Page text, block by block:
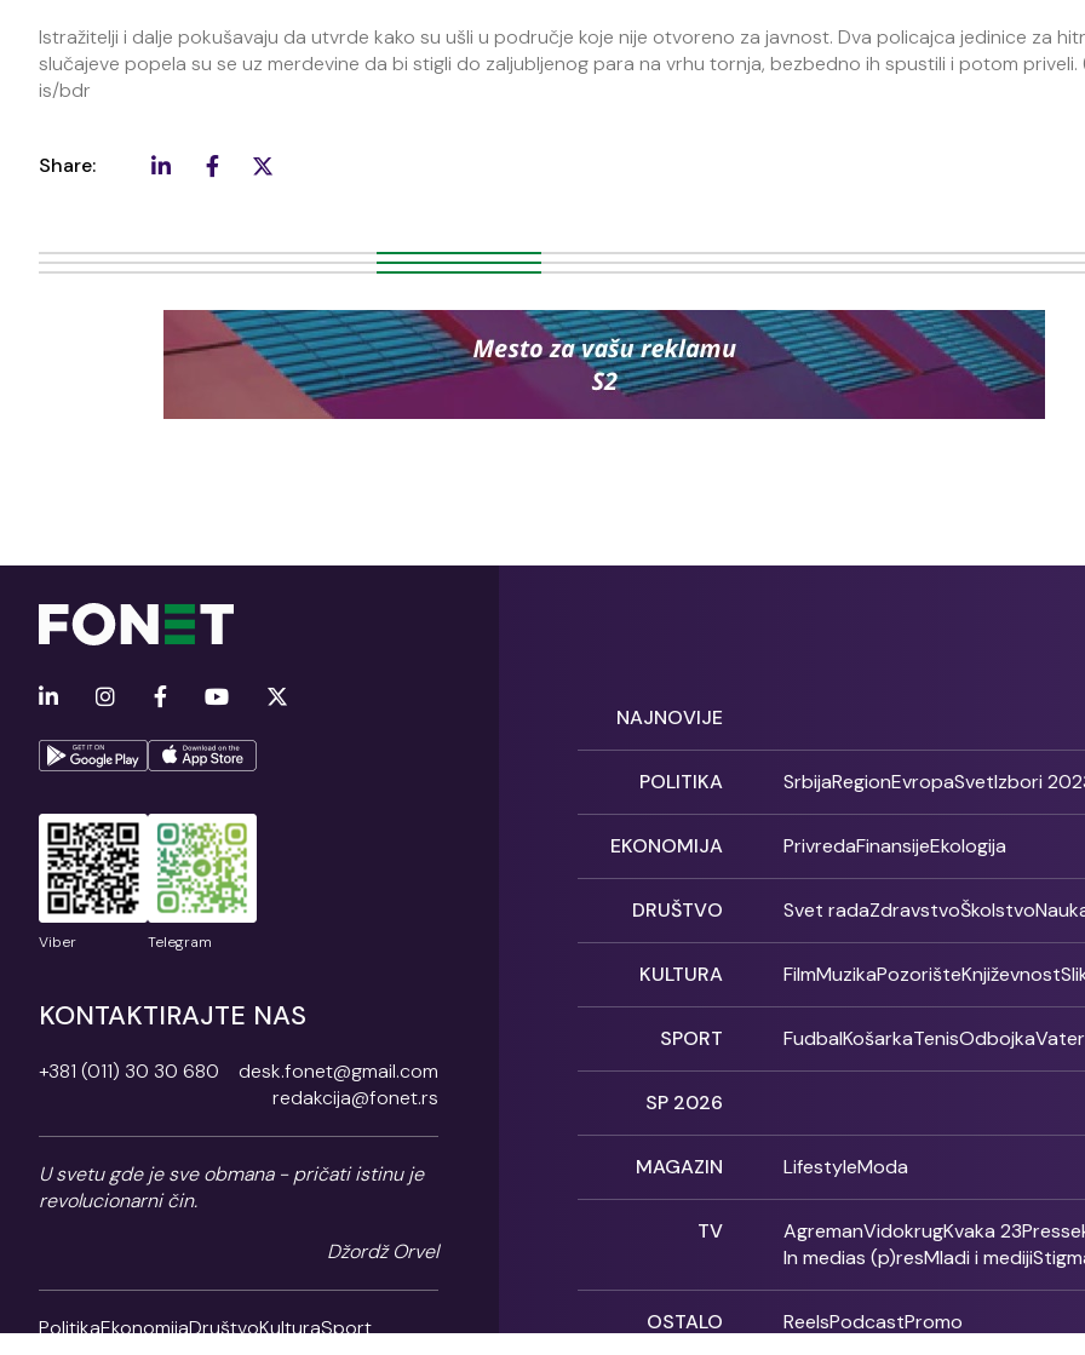
Istražitelji i dalje pokušavaju da utvrde kako su ušli u područje koje nije otvoreno za javnost. Dva policajca jedinice za
slučajeve popela su se uz merdevine da bi stigli do zaljubljenog para na vrhu tornja, bezbedno ih spustili i potom priveli.
is/bdr
Share:
Viber Telegram
KONTAKTIRAJTE NAS
+381 (011) 30 30 680
desk.fonet@gmail.com
redakcija@fonet.rs
U svetu gde je sve obmana - pričati istinu je
revolucionarni čin.
Džordž Orvel
PolitikaEkonomijaDruštvoKulturaSport
NAJNOVIJE
POLITIKA SrbijaRegionEvropaSvetIzbori
EKONOMIJA PrivredaFinansijeEkologija
DRUŠTVO Svet radaZdravstvoŠkolstvo
KULTURA FilmMuzikaPozorišteKnjiževnost
SPORT FudbalKošarkaTenisOdbojka
SP 2026
MAGAZIN LifestyleModa
TV AgremanVidokrugKvaka 23
In medias (p)resMladi i mediji
OSTALO ReelsPodcastPromo